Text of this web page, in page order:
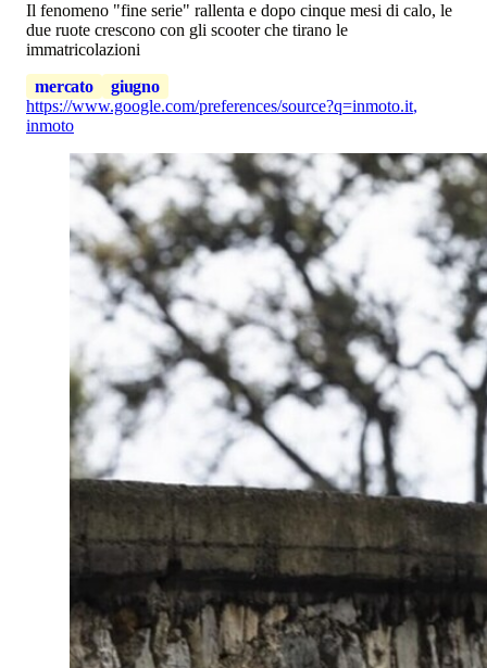
Il fenomeno "fine serie" rallenta e dopo cinque mesi di calo, le
due ruote crescono con gli scooter che tirano le
immatricolazioni
mercato
giugno
https://www.google.com/preferences/source?q=inmoto.it,
inmoto